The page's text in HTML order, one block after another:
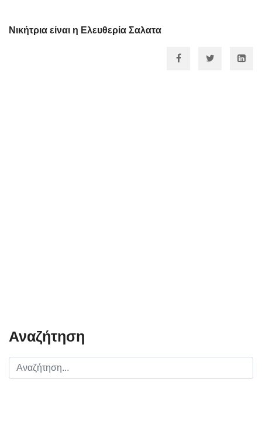
Νικήτρια είναι η Ελευθερία Σαλατα
Αναζήτηση